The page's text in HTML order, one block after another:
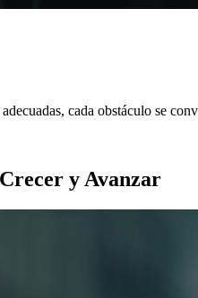
cada obstáculo se
y Avanzar